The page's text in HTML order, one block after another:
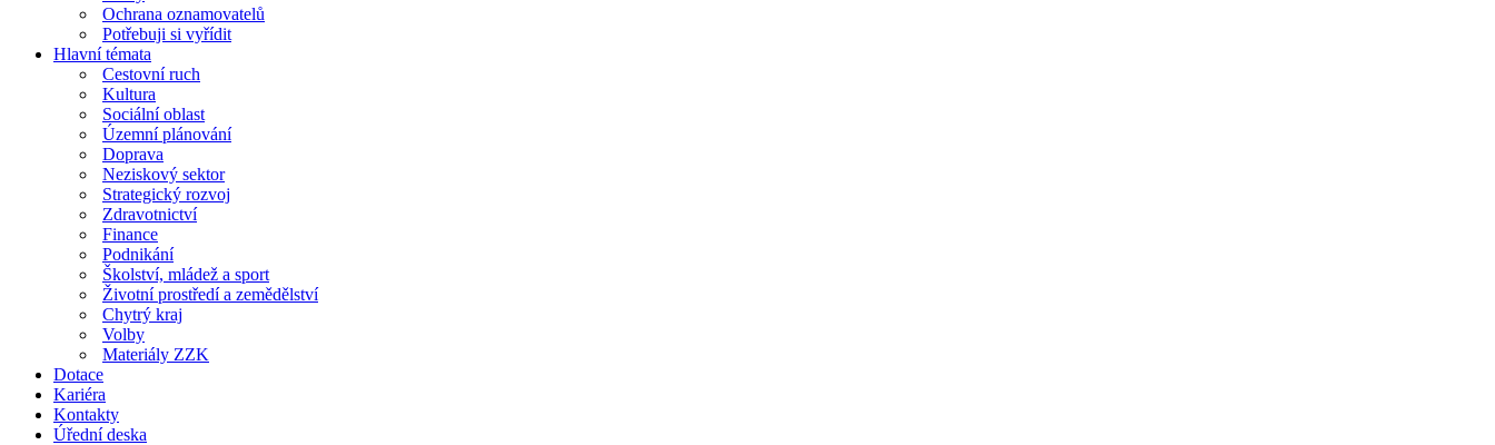
Ochrana oznamovatelů
Potřebuji si vyřídit
Hlavní témata
Cestovní ruch
Kultura
Sociální oblast
Územní plánování
Doprava
Neziskový sektor
Strategický rozvoj
Zdravotnictví
Finance
Podnikání
Školství, mládež a sport
Životní prostředí a zemědělství
Chytrý kraj
Volby
Materiály ZZK
Dotace
Kariéra
Kontakty
Úřední deska